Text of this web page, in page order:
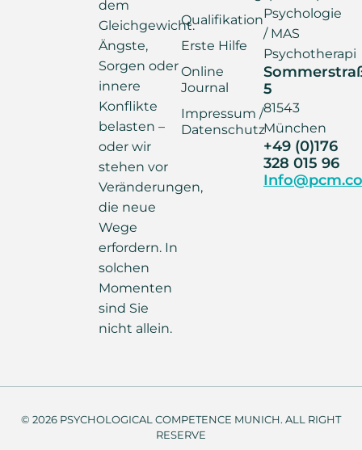
dem
Gleichgewicht.
Ängste,
Sorgen oder
innere
Konflikte
belasten –
oder wir
stehen vor
Veränderungen,
die neue
Wege
erfordern. In
solchen
Momenten
sind Sie
nicht allein.
Qualifikation
Erste Hilfe
Online
Journal
Impressum /
Datenschutz
Psychologie
/ MAS
Psychotherapi
5
81543
München
+49 (0)176
328 015 96
© 2026 PSYCHOLOGICAL COMPETENCE MUNICH. ALL RIGHT
RESERVE